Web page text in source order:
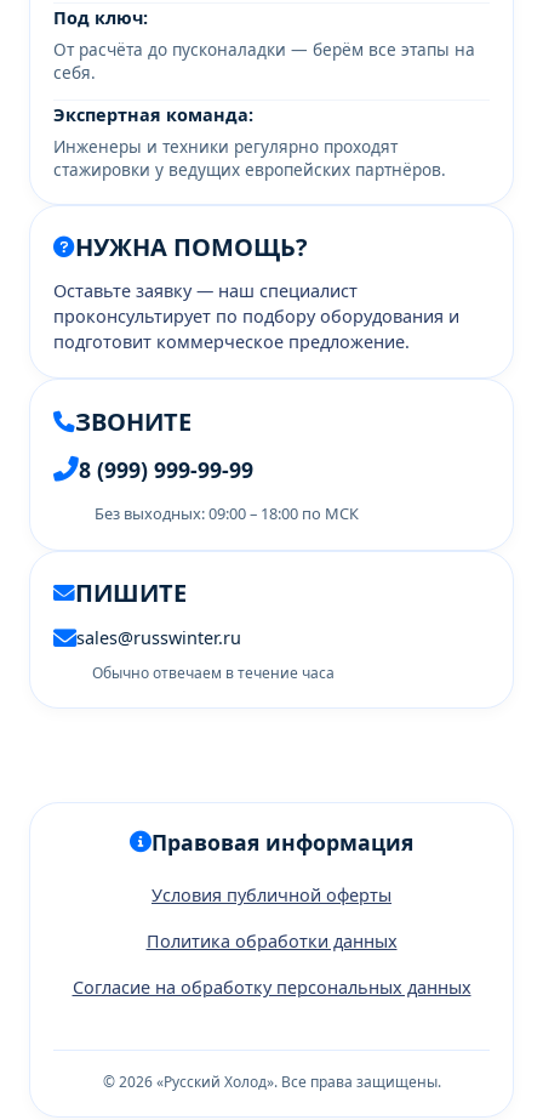
Под ключ:
От расчёта до пусконаладки — берём все этапы на
себя.
Экспертная команда:
Инженеры и техники регулярно проходят
стажировки у ведущих европейских партнёров.
НУЖНА ПОМОЩЬ?
Оставьте заявку — наш специалист
проконсультирует по подбору оборудования и
подготовит коммерческое предложение.
ЗВОНИТЕ
8 (999) 999-99-99
Без выходных: 09:00 – 18:00 по МСК
ПИШИТЕ
sales@russwinter.ru
Обычно отвечаем в течение часа
Правовая информация
Условия публичной оферты
Политика обработки данных
Согласие на обработку персональных данных
© 2026 «Русский Холод». Все права защищены.